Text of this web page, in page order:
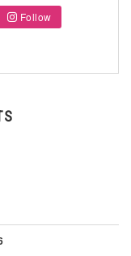
Follow